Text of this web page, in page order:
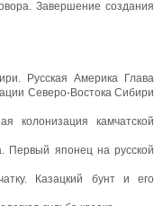
Завершение создания
Русская Америка Глава
Северо-Востока Сибири
колонизация камчатской
Первый японец на русской
Казацкий бунт и его